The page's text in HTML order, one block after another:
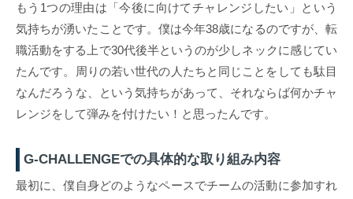
もう1つの理由は「今後に向けてチャレンジしたい」という
気持ちが湧いたことです。僕は今年38歳になるのですが、転
職活動をする上で30代後半というのが少しネックに感じてい
たんです。周りの若い世代の人たちと同じことをしても駄目
なんだろうな、という気持ちがあって、それならば何かチャ
レンジをして弾みを付けたい！と思ったんです。
G-CHALLENGEでの具体的な取り組み内容
最初に、僕自身どのようなペースでチームの活動に参加すれ